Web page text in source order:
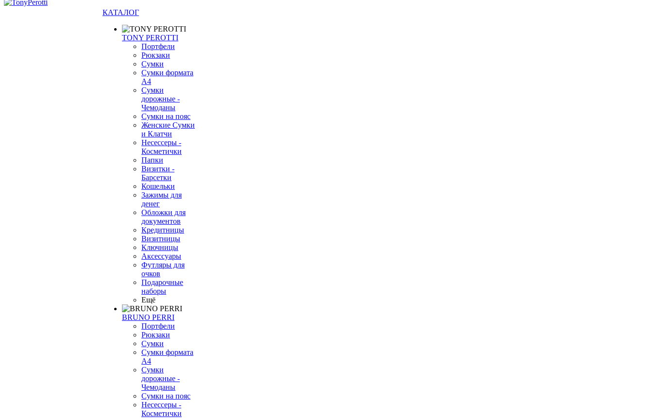
КАТАЛОГ
TONY PEROTTI
Портфели
Рюкзаки
Сумки
Сумки формата
А4
Сумки
дорожные -
Чемоданы
Сумки на пояс
Женские Сумки
и Клатчи
Несессеры -
Косметички
Папки
Визитки -
Барсетки
Кошельки
Зажимы для
денег
Обложки для
документов
Кредитницы
Визитницы
Ключницы
Аксессуары
Футляры для
очков
Подарочные
наборы
Ещё
BRUNO PERRI
Портфели
Рюкзаки
Сумки
Сумки формата
А4
Сумки
дорожные -
Чемоданы
Сумки на пояс
Несессеры -
Косметички